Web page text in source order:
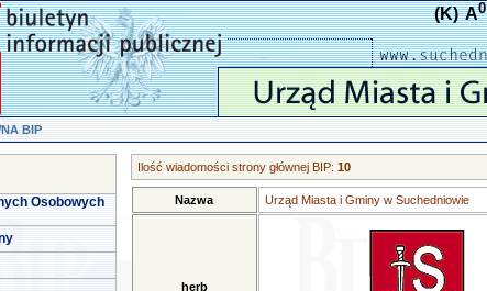
(K) A0
BIP
Osobowych
Ilość wiadomości strony głównej BIP: 10
Nazwa Urząd Miasta i Gminy w Suchedniowie
herb